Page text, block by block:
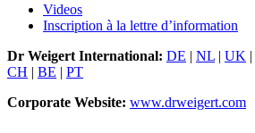
Videos
Inscription à la lettre d’information
Dr Weigert International: DE | NL | UK |
CH | BE | PT
Corporate Website: www.drweigert.com